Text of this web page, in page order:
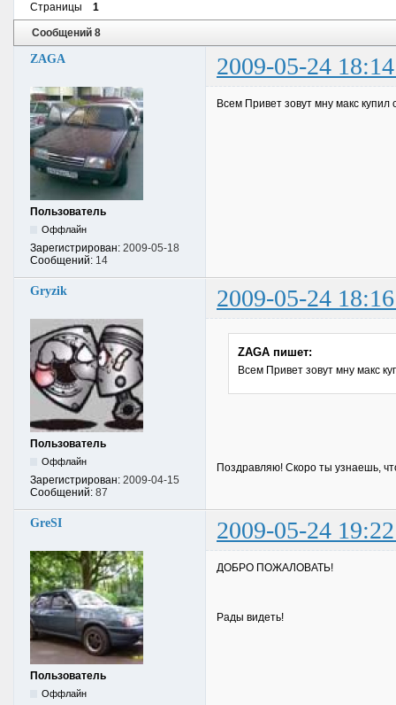
Страницы 1
Сообщений 8
ZAGA 2009-05-24
Пользователь
Оффлайн
Зарегистрирован: 2009-05-18
Сообщений: 14
Всем Привет зовут мну макс
Gryzik 2009-05-24
Пользователь
Оффлайн
Зарегистрирован: 2009-04-15
Сообщений: 87
ZAGA пишет:
Всем Привет зовут мну макс
Поздравляю! Скоро ты узнаешь,
GreSI 2009-05-24
Пользователь
Оффлайн
ДОБРО ПОЖАЛОВАТЬ!
Рады видеть!